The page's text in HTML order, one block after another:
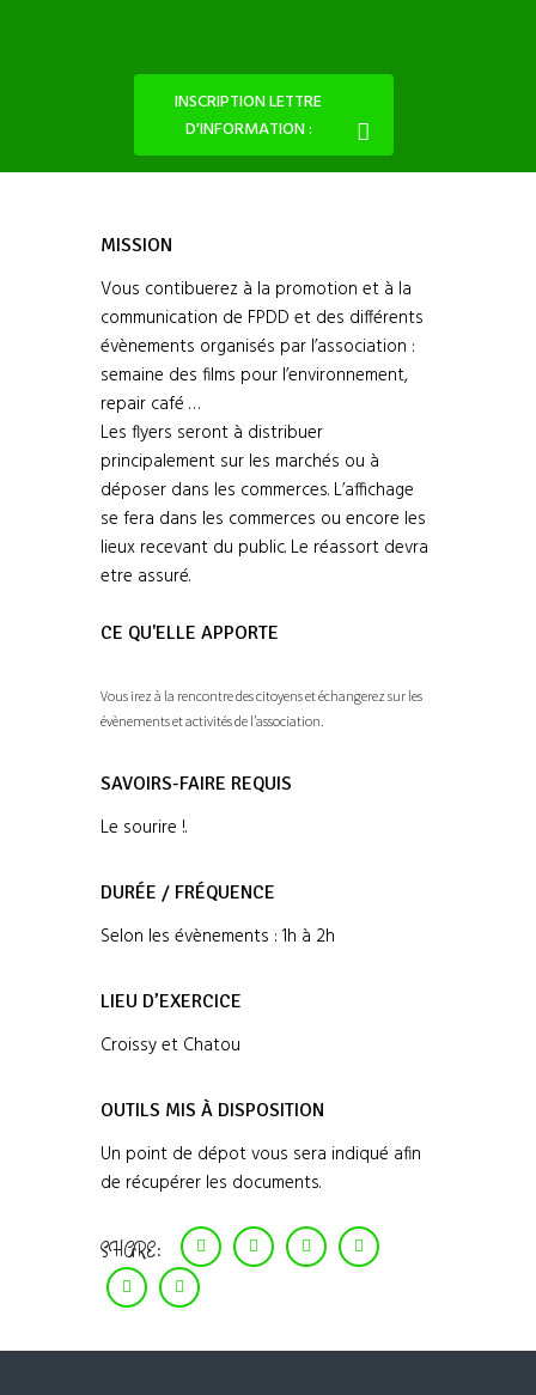
INSCRIPTION LETTRE
D'INFORMATION :
MISSION
Vous contibuerez à la promotion et à la
communication de FPDD et des différents
évènements organisés par l’association :
semaine des films pour l’environnement,
repair café …
Les flyers seront à distribuer
principalement sur les marchés ou à
déposer dans les commerces. L’affichage
se fera dans les commerces ou encore les
lieux recevant du public. Le réassort devra
etre assuré.
CE QU'ELLE APPORTE
Vous irez à la rencontre des citoyens et échangerez sur les
évènements et activités de l’association.
SAVOIRS-FAIRE REQUIS
Le sourire !.
DURÉE / FRÉQUENCE
Selon les évènements : 1h à 2h
LIEU D’EXERCICE
Croissy et Chatou
OUTILS MIS À DISPOSITION
Un point de dépot vous sera indiqué afin
de récupérer les documents.
SHARE: